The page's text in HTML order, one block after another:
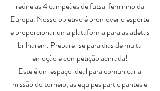
reúne as 4 campeães de futsal feminino da
Europa. Nosso objetivo é promover o esporte
e proporcionar uma plataforma para as atletas
brilharem. Prepare-se para dias de muita
emoção e competição acirrada!
Este é um espaço ideal para comunicar a
missão do torneio, as equipes participantes e